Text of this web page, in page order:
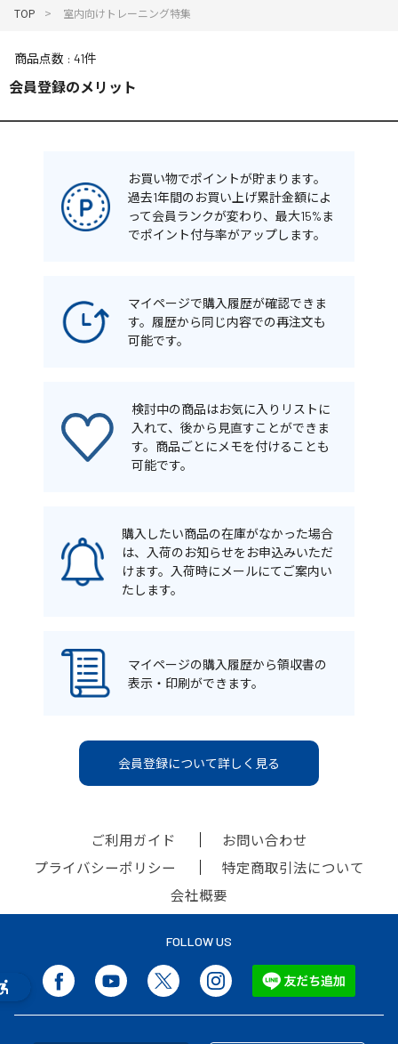
TOP 室内向けトレーニング特集
商品点数 41件
会員登録のメリット
お買い物でポイントが貯まります。
過去1年間のお買い上げ累計金額によ
って会員ランクが変わり、最大15%ま
でポイント付与率がアップします。
マイページで購入履歴が確認できま
す。履歴から同じ内容での再注文も
可能です。
検討中の商品はお気に入りリストに
入れて、後から見直すことができま
す。商品ごとにメモを付けることも
可能です。
購入したい商品の在庫がなかった場合
は、入荷のお知らせをお申込みいただ
けます。入荷時にメールにてご案内い
たします。
マイページの購入履歴から領収書の
表示・印刷ができます。
会員登録について詳しく見る
ご利用ガイド
お問い合わせ
プライバシーポリシー
特定商取引法について
会社概要
FOLLOW US